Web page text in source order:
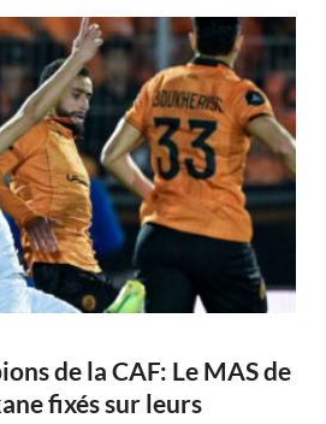
de la CAF: Le MAS de
fixés sur leurs